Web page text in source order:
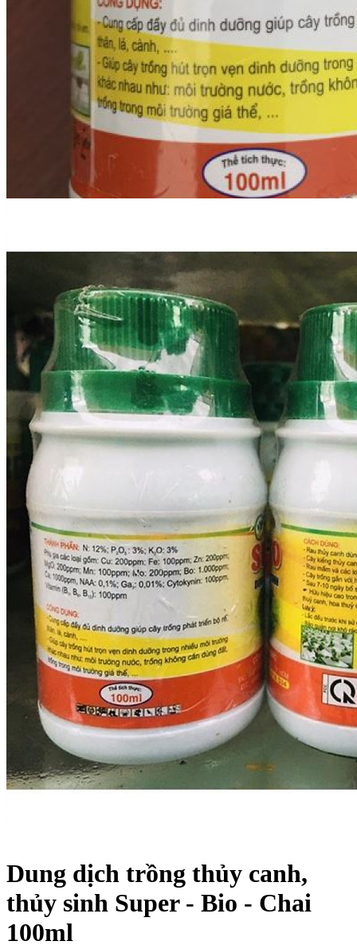
Dung dịch trồng thủy canh,
thủy sinh Super - Bio - Chai
100ml